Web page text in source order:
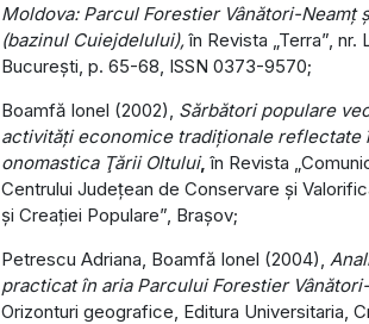
Moldova: Parcul Forestier Vânători-Neamţ
(bazinul Cuiejdelului),în Revista „Terra”, nr.
Bucureşti, p. 65-68, ISSN 0373-9570;
Boamfă Ionel (2002), Sărbători populare
activităţi economice tradiţionale reflectate
onomastica Ţării Oltului, în Revista
Centrului Judeţean de Conservare şi
şi Creaţiei Populare”, Braşov;
Petrescu Adriana, Boamfă Ionel (2004),
practicat în aria Parcului Forestier
Orizonturi geografice, Editura Universitaria,